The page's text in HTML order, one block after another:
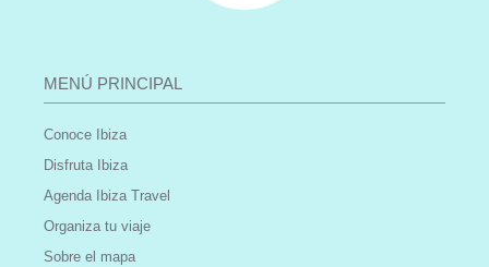
MENÚ PRINCIPAL
Conoce Ibiza
Disfruta Ibiza
Agenda Ibiza Travel
Organiza tu viaje
Sobre el mapa